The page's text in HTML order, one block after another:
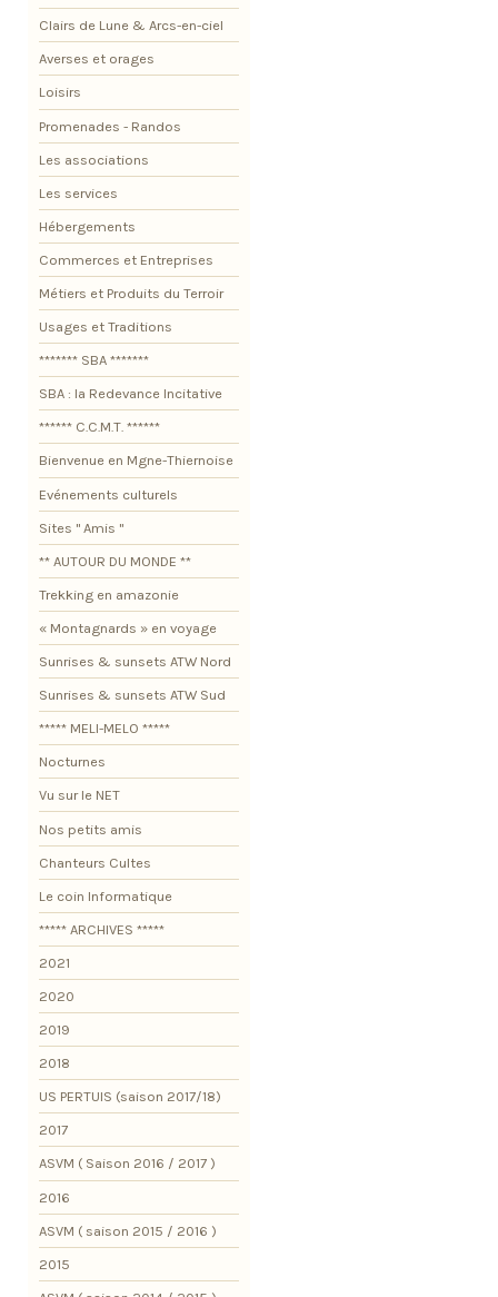
Clairs de Lune & Arcs-en-ciel
Averses et orages
Loisirs
Promenades - Randos
Les associations
Les services
Hébergements
Commerces et Entreprises
Métiers et Produits du Terroir
Usages et Traditions
******* SBA *******
SBA : la Redevance Incitative
****** C.C.M.T. ******
Bienvenue en Mgne-Thiernoise
Evénements culturels
Sites " Amis "
** AUTOUR DU MONDE **
Trekking en amazonie
« Montagnards » en voyage
Sunrises & sunsets ATW Nord
Sunrises & sunsets ATW Sud
***** MELI-MELO *****
Nocturnes
Vu sur le NET
Nos petits amis
Chanteurs Cultes
Le coin Informatique
***** ARCHIVES *****
2021
2020
2019
2018
US PERTUIS (saison 2017/18)
2017
ASVM ( Saison 2016 / 2017 )
2016
ASVM ( saison 2015 / 2016 )
2015